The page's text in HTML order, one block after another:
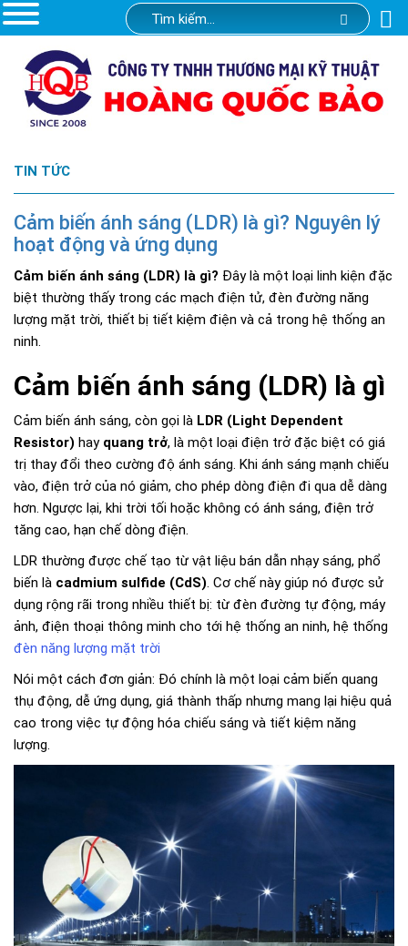
TIN TỨC
Cảm biến ánh sáng (LDR) là gì? Nguyên lý
hoạt động và ứng dụng
Cảm biến ánh sáng (LDR) là gì? Đây là một loại linh kiện đặc
biệt thường thấy trong các mạch điện tử, đèn đường năng
lượng mặt trời, thiết bị tiết kiệm điện và cả trong hệ thống an
ninh.
Cảm biến ánh sáng (LDR) là gì
Cảm biến ánh sáng, còn gọi là LDR (Light Dependent
Resistor) hay quang trở, là một loại điện trở đặc biệt có giá
trị thay đổi theo cường độ ánh sáng. Khi ánh sáng mạnh chiếu
vào, điện trở của nó giảm, cho phép dòng điện đi qua dễ dàng
hơn. Ngược lại, khi trời tối hoặc không có ánh sáng, điện trở
tăng cao, hạn chế dòng điện.
LDR thường được chế tạo từ vật liệu bán dẫn nhạy sáng, phổ
biến là cadmium sulfide (CdS). Cơ chế này giúp nó được sử
dụng rộng rãi trong nhiều thiết bị: từ đèn đường tự động, máy
ảnh, điện thoại thông minh cho tới hệ thống an ninh, hệ thống
đèn năng lượng mặt trời
Nói một cách đơn giản: Đó chính là một loại cảm biến quang
thụ động, dễ ứng dụng, giá thành thấp nhưng mang lại hiệu quả
cao trong việc tự động hóa chiếu sáng và tiết kiệm năng
lượng.